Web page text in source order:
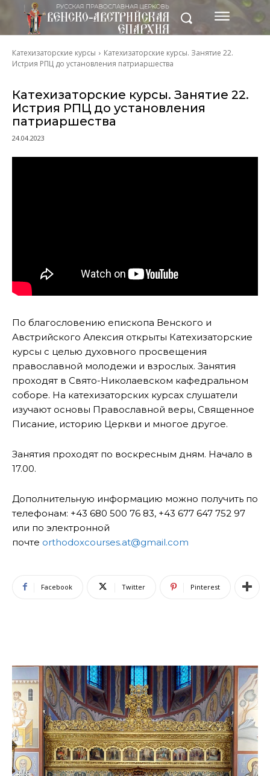
Катехизаторские курсы
Катехизаторские курсы. Занятие 22.
Истрия РПЦ до установления патриаршества
Катехизаторские курсы. Занятие 22.
Истрия РПЦ до установления
патриаршества
24.04.2023
По благословению епископа Венского и
Австрийского Алексия открыты Катехизаторские
курсы с целью духовного просвещения
православной молодежи и взрослых. Занятия
проходят в Свято-Николаевском кафедральном
соборе. На катехизаторских курсах слушатели
изучают основы Православной веры, Священное
Писание, историю Церкви и многое другое.
Занятия проходят по воскресным дням. Начало в
17.00.
Дополнительную информацию можно получить по
телефонам: +43 680 500 76 83, +43 677 647 752 97
или по электронной
почте orthodoxcourses.at@gmail.com
Facebook Twitter Pinterest